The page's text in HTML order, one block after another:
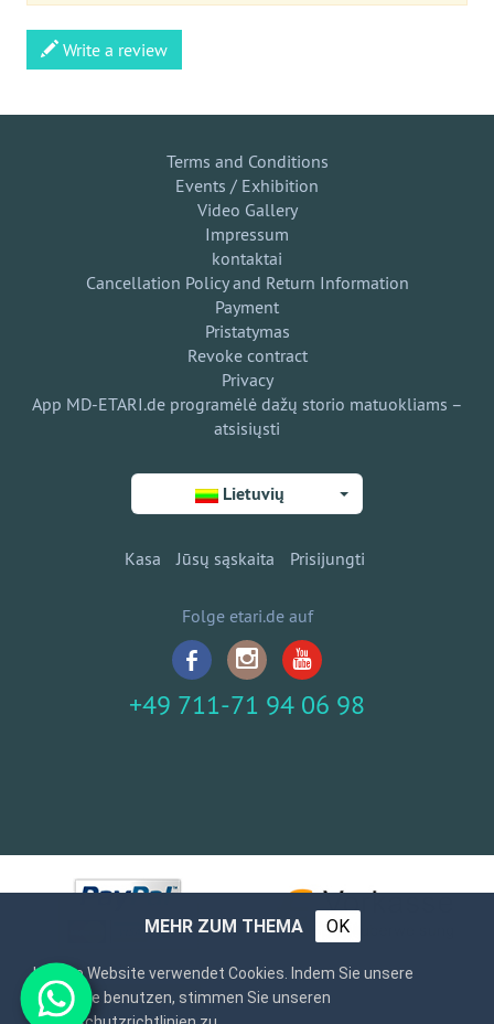
Write a review
Terms and Conditions
Events / Exhibition
Video Gallery
Impressum
kontaktai
Cancellation Policy and Return Information
Payment
Pristatymas
Revoke contract
Privacy
App MD-ETARI.de programėlė dažų storio matuokliams –
atsisiųsti
Lietuvių
Kasa Jūsų sąskaita Prisijungti
Folge etari.de auf
+49 711-71 94 06 98
MEHR ZUM THEMA OK
Unsere Website verwendet Cookies. Indem Sie unsere
Webseite benutzen, stimmen Sie unseren